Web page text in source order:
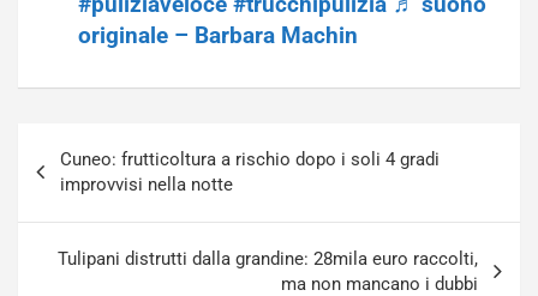
originale – Barbara Machin
articoli
Cuneo: frutticoltura a rischio dopo i soli 4 gradi
improvvisi nella notte
Tulipani distrutti dalla grandine: 28mila euro raccolti,
ma non mancano i dubbi